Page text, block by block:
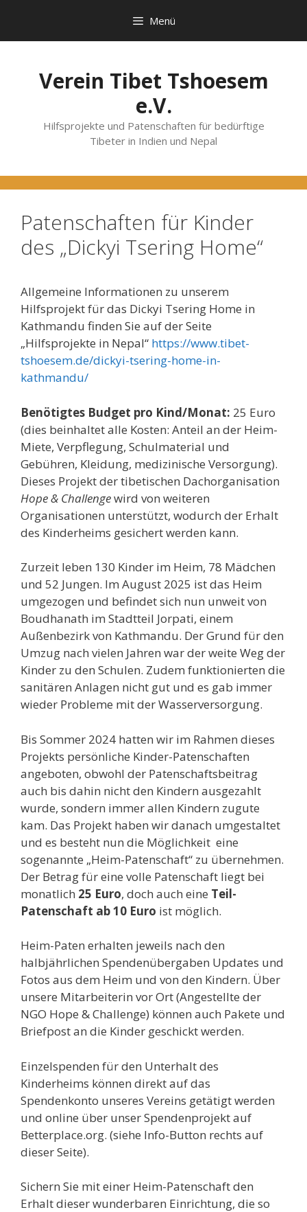
springen
Menü
Verein Tibet Tshoesem
e.V.
Hilfsprojekte und Patenschaften für bedürftige
Tibeter in Indien und Nepal
Patenschaften für Kinder
des „Dickyi Tsering Home“
Allgemeine Informationen zu unserem
Hilfsprojekt für das Dickyi Tsering Home in
Kathmandu finden Sie auf der Seite
„Hilfsprojekte in Nepal“ https://www.tibet-
tshoesem.de/dickyi-tsering-home-in-
kathmandu/
Benötigtes Budget pro Kind/Monat: 25 Euro
(dies beinhaltet alle Kosten: Anteil an der Heim-
Miete, Verpflegung, Schulmaterial und
Gebühren, Kleidung, medizinische Versorgung).
Dieses Projekt der tibetischen Dachorganisation
Hope & Challengewird von weiteren
Organisationen unterstützt, wodurch der Erhalt
des Kinderheims gesichert werden kann.
Zurzeit leben 130 Kinder im Heim, 78 Mädchen
und 52 Jungen. Im August 2025 ist das Heim
umgezogen und befindet sich nun unweit von
Boudhanath im Stadtteil Jorpati, einem
Außenbezirk von Kathmandu. Der Grund für den
Umzug nach vielen Jahren war der weite Weg der
Kinder zu den Schulen. Zudem funktionierten die
sanitären Anlagen nicht gut und es gab immer
wieder Probleme mit der Wasserversorgung.
Bis Sommer 2024 hatten wir im Rahmen dieses
Projekts persönliche Kinder-Patenschaften
angeboten, obwohl der Patenschaftsbeitrag
auch bis dahin nicht den Kindern ausgezahlt
wurde, sondern immer allen Kindern zugute
kam. Das Projekt haben wir danach umgestaltet
und es besteht nun die Möglichkeit eine
sogenannte „Heim-Patenschaft“ zu übernehmen.
Der Betrag für eine volle Patenschaft liegt bei
monatlich 25 Euro, doch auch eine Teil-
Patenschaft ab 10 Euro ist möglich.
Heim-Paten erhalten jeweils nach den
halbjährlichen Spendenübergaben Updates und
Fotos aus dem Heim und von den Kindern. Über
unsere Mitarbeiterin vor Ort (Angestellte der
NGO Hope & Challenge) können auch Pakete und
Briefpost an die Kinder geschickt werden.
Einzelspenden für den Unterhalt des
Kinderheims können direkt auf das
Spendenkonto unseres Vereins getätigt werden
und online über unser Spendenprojekt auf
Betterplace.org. (siehe Info-Button rechts auf
dieser Seite).
Sichern Sie mit einer Heim-Patenschaft den
Erhalt dieser wunderbaren Einrichtung, die so